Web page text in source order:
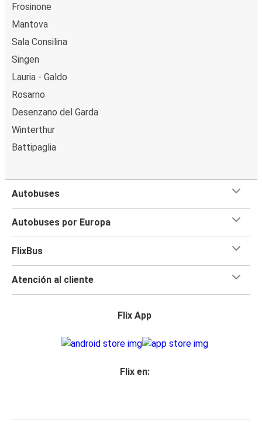
Frosinone
Mantova
Sala Consilina
Singen
Lauria - Galdo
Rosarno
Desenzano del Garda
Winterthur
Battipaglia
Autobuses
Autobuses por Europa
FlixBus
Atención al cliente
Flix App
Flix en: